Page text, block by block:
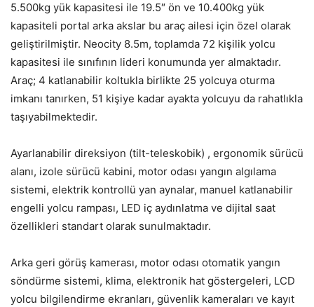
5.500kg yük kapasitesi ile 19.5″ ön ve 10.400kg yük
kapasiteli portal arka akslar bu araç ailesi için özel olarak
geliştirilmiştir. Neocity 8.5m, toplamda 72 kişilik yolcu
kapasitesi ile sınıfının lideri konumunda yer almaktadır.
Araç; 4 katlanabilir koltukla birlikte 25 yolcuya oturma
imkanı tanırken, 51 kişiye kadar ayakta yolcuyu da rahatlıkla
taşıyabilmektedir.
Ayarlanabilir direksiyon (tilt-teleskobik) , ergonomik sürücü
alanı, izole sürücü kabini, motor odası yangın algılama
sistemi, elektrik kontrollü yan aynalar, manuel katlanabilir
engelli yolcu rampası, LED iç aydınlatma ve dijital saat
özellikleri standart olarak sunulmaktadır.
Arka geri görüş kamerası, motor odası otomatik yangın
söndürme sistemi, klima, elektronik hat göstergeleri, LCD
yolcu bilgilendirme ekranları, güvenlik kameraları ve kayıt